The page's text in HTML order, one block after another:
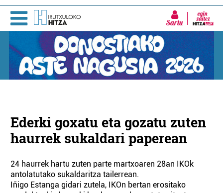
Sartu
Ederki goxatu eta gozatu zuten
haurrek sukaldari paperean
24 haurrek hartu zuten parte mar­txoaren 28an IKOk
antolatutako sukaldaritza tailerrean.
Iñigo Estanga gidari zutela, IKOn bertan erositako